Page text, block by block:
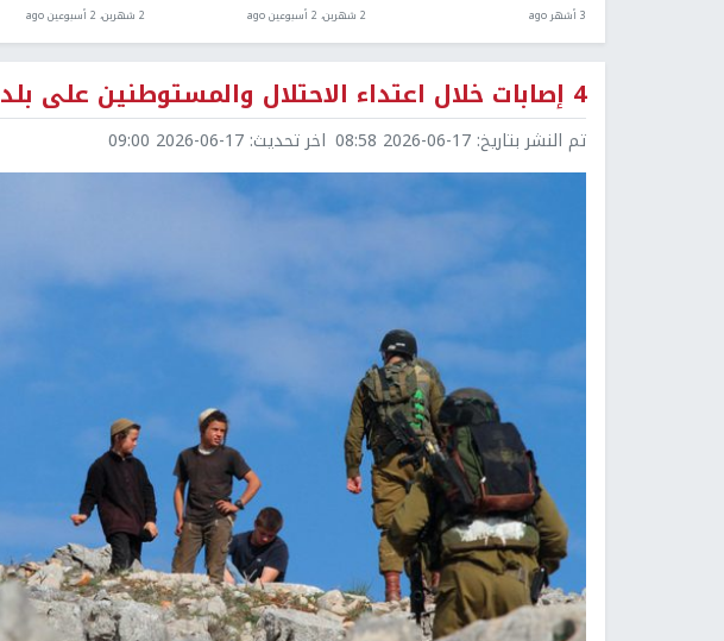
3 أشهر ago 2 شهرين، 2 أسبوعين ago 2 شهرين، 2 أسبوعين ago
4 إصابات خلال اعتداء الاحتلال والمستوطنين على بلدة بيتا جنوب نابلس
تم النشر بتاريخ: 2026-06-17 08:58 اخر تحديث: 2026-06-17 09:00